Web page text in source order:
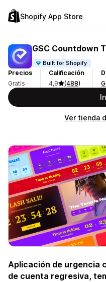
Shopify App Store
GSC Countdown
Built for Shopify
Precios
Gratis
Calificación
4,9
(488)
Ver tienda
Aplicación de urgencia
de cuenta regresiva,